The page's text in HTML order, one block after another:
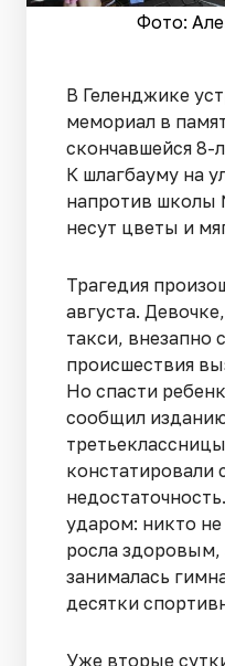
Фото:
В Геленджике
мемориал в
скончавшейся 8-
К шлагбауму на
напротив школы
несут цветы и
Трагедия
августа.
такси, внезапно
происшествия
Но спасти
сообщил
констатировали
ударом: никто
росла
занималась
десятки
Уже вторые